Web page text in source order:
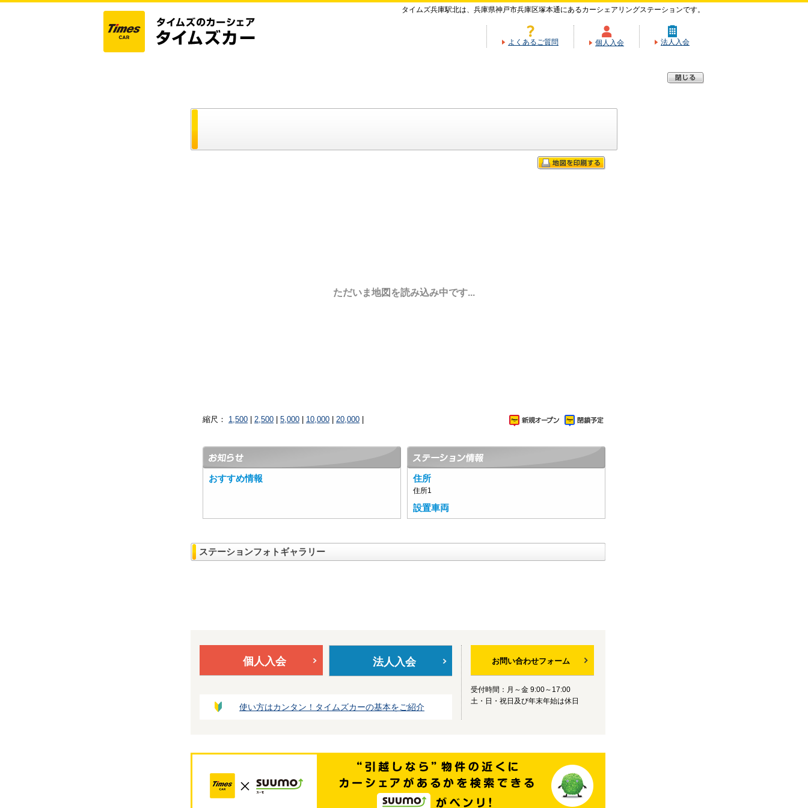
タイムズ兵庫駅北は、兵庫県神戸市兵庫区塚本通にあるカーシェアリングステーションです。
よくあるご質問 個人入会 法人入会
ただいま地図を読み込み中です...
縮尺： 1,500 2,500 5,000 10,000 20,000
おすすめ情報 住所
住所1
設置車両
ステーションフォトギャラリー
個人入会 法人入会
使い方はカンタン！タイムズカーの基本をご紹介
お問い合わせフォーム
受付時間：月～金 9:00～17:00
土・日・祝日及び年末年始は休日